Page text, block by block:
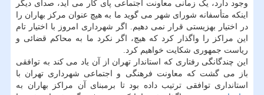
وجود دارد، یک زمانی معاونت اجتماعی پای کار می آید، صدای دیگر
اینکه متأسفانه شورای شهر می گوید ما به هیچ عنوان مرکز بهاران را
در اختیار بهزیستی قرار نمی دهیم. اگر شهرداری امروز با اختیار تام
این مراکز را واگذار کرد که هیچ، اگر نکرد ما به محاکم قضائی و
ریاست جمهوری شکایت خواهیم کرد.
این چندگانگی رفتاری که استاندار تهران از آن یاد می کند به توافقی
باز می گشت که معاونت فرهنگی و اجتماعی شهرداری تهران با
استانداری توافقی ترتیب داده بود تا برمبنای آن مراکز بهاران به